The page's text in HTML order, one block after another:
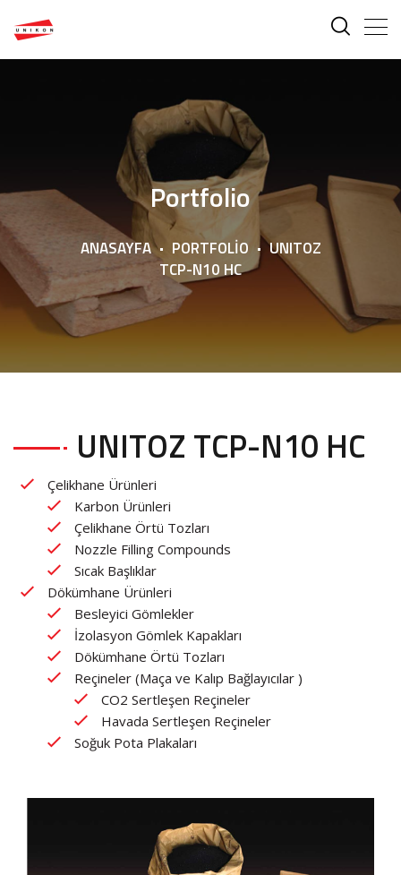
Portfolio
ANASAYFA PORTFOLIO
UNITOZ
TCP-N10 HC
UNITOZ TCP-N10 HC
Çelikhane Ürünleri
Karbon Ürünleri
Çelikhane Örtü Tozları
Nozzle Filling Compounds
Sıcak Başlıklar
Dökümhane Ürünleri
Besleyici Gömlekler
İzolasyon Gömlek Kapakları
Dökümhane Örtü Tozları
Reçineler (Maça ve Kalıp Bağlayıcılar )
CO2 Sertleşen Reçineler
Havada Sertleşen Reçineler
Soğuk Pota Plakaları